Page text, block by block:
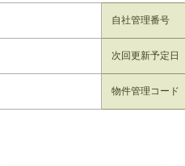
自社管理番号
次回更新予定日
物件管理コード